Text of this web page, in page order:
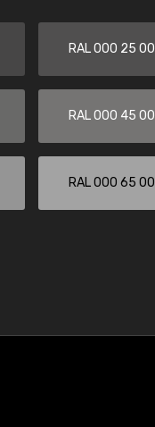
RAL 000 25 00
RAL 000 45 00
RAL 000 65 00